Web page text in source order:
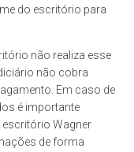
do escritório para
não realiza esse
não cobra
Em caso de
é importante
Wagner
de forma